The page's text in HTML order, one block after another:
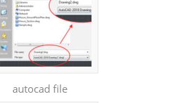
autocad file